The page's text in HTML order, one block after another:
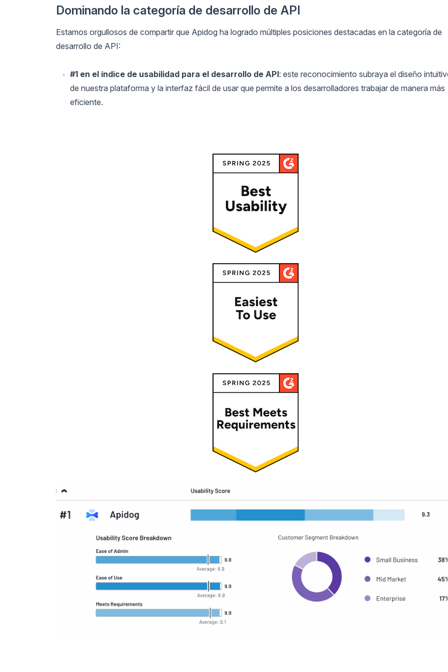
Dominando la categoría de desarrollo de API
Estamos orgullosos de compartir que Apidog ha logrado múltiples posiciones destacadas en la categoría de
desarrollo de API:
#1 en el índice de usabilidad para el desarrollo de API: este reconocimiento subraya el diseño
de nuestra plataforma y la interfaz fácil de usar que permite a los desarrolladores trabajar de manera más
eficiente.